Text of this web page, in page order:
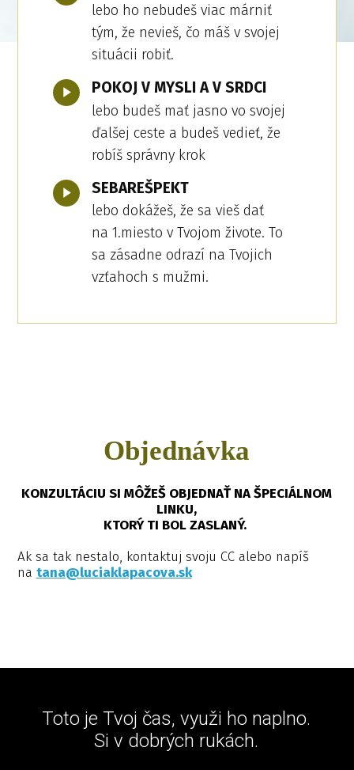
lebo ho nebudeš viac márniť
tým, že nevieš, čo máš v svojej
situácii robiť.
POKOJ V MYSLI A V SRDCI
lebo budeš mať jasno vo svojej
ďalšej ceste a budeš vedieť, že
robíš správny krok
SEBAREŠPEKT
lebo dokážeš, že sa vieš dať
na 1.miesto v Tvojom živote. To
sa zásadne odrazí na Tvojich
vzťahoch s mužmi.
Objednávka
KONZULTÁCIU SI MÔŽEŠ OBJEDNAŤ NA ŠPECIÁLNOM
LINKU,
KTORÝ TI BOL ZASLANÝ.
Ak sa tak nestalo, kontaktuj svoju CC alebo napíš
na tana@luciaklapacova.sk
Toto je Tvoj čas, využi ho naplno.
Si v dobrých rukách.